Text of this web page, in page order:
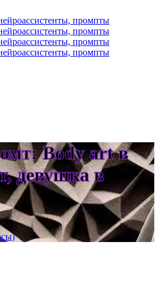
Body art в
девушка в